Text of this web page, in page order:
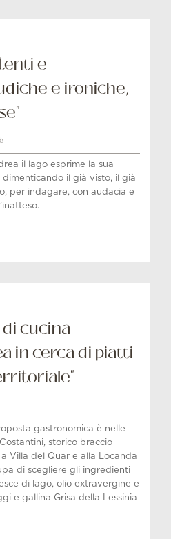
e
e ironiche,
il lago esprime la sua
il già visto, il già
per indagare, con audacia e
cucina
in cerca di piatti
gastronomica è nelle
storico braccio
Villa del Quar e alla Locanda
di scegliere gli ingredienti
di lago, olio extravergine e
e gallina Grisa della Lessinia